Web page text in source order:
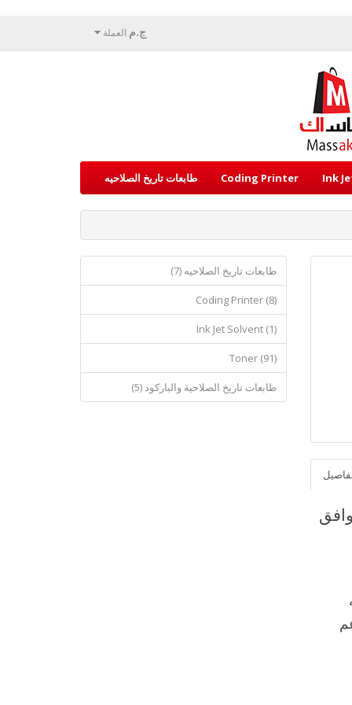
ج.م العملة
طابعات تاريخ الصلاحيه Coding Printer Ink
طابعات تاريخ الصلاحيه (7)
Coding Printer (8)
Ink Jet Solvent (1)
Toner (91)
طابعات تاريخ الصلاحية والباركود (5)